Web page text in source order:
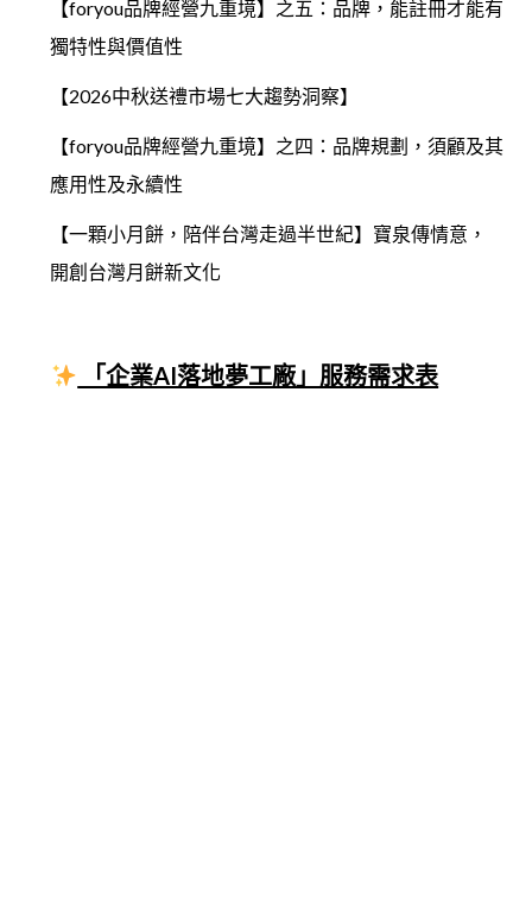
【foryou品牌經營九重境】之五：品牌，能註冊才能有
獨特性與價值性
【2026中秋送禮市場七大趨勢洞察】
【foryou品牌經營九重境】之四：品牌規劃，須顧及其
應用性及永續性
【一顆小月餅，陪伴台灣走過半世紀】寶泉傳情意，
開創台灣月餅新文化
「企業AI落地夢工廠」服務需求表